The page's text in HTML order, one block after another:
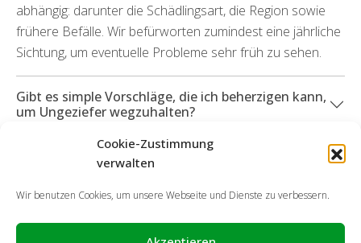
Cookie-Zustimmung
verwalten
Wir benutzen Cookies, um unsere Webseite und Dienste zu verbessern.
abhängig: darunter die Schädlingsart, die Region sowie
frühere Befälle. Wir befürworten zumindest eine jährliche
Sichtung, um eventuelle Probleme sehr früh zu sehen.
Gibt es simple Vorschläge, die ich beherzigen kann,
um Ungeziefer wegzuhalten?
Können Sie mich auch bei durch Schädlinge
aufgetretenen Schädigungen unterstützen?